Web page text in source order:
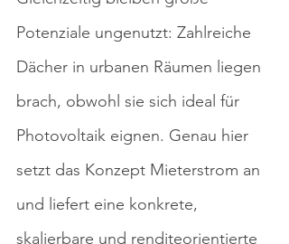
Potenziale ungenutzt: Zahlreiche
Dächer in urbanen Räumen liegen
brach, obwohl sie sich ideal für
Photovoltaik eignen. Genau hier
setzt das Konzept Mieterstrom an
und liefert eine konkrete,
skalierbare und renditeorientierte